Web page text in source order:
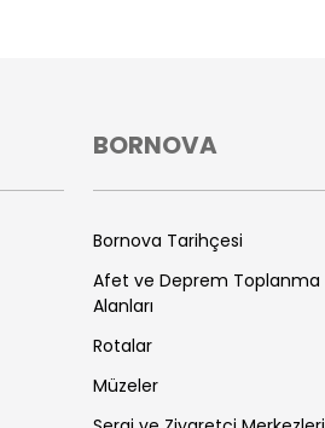
BORNOVA
Bornova Tarihçesi
Afet ve Deprem Toplanma
Alanları
Rotalar
Müzeler